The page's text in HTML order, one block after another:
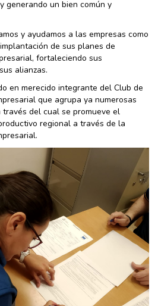
generando un bien común y
y ayudamos a las empresas como
de sus planes de
fortaleciendo sus
alianzas.
en merecido integrante del Club de
que agrupa ya numerosas
del cual se promueve el
regional a través de la